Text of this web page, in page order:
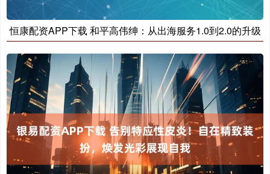
恒康配资APP下载 和平高伟绅：从出海服务1.0到2.0的升级